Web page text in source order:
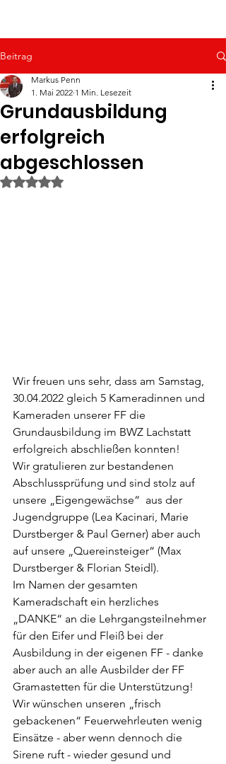
Beitrag
Grundausbildung
erfolgreich
abgeschlossen
Markus Penn
1. Mai 2022 1 Min. Lesezeit
Mit NaN von 5 Sternen bewertet.
Wir freuen uns sehr, dass am Samstag,
30.04.2022 gleich 5 Kameradinnen und
Kameraden unserer FF die
Grundausbildung im BWZ Lachstatt
erfolgreich abschließen konnten!
Wir gratulieren zur bestandenen
Abschlussprüfung und sind stolz auf
unsere „Eigengewächse“  aus der
Jugendgruppe (Lea Kacinari, Marie
Durstberger & Paul Gerner) aber auch
auf unsere „Quereinsteiger“ (Max
Durstberger & Florian Steidl).
Im Namen der gesamten
Kameradschaft ein herzliches
„DANKE“ an die Lehrgangsteilnehmer
für den Eifer und Fleiß bei der
Ausbildung in der eigenen FF - danke
aber auch an alle Ausbilder der FF
Gramastetten für die Unterstützung!
Wir wünschen unseren „frisch
gebackenen“ Feuerwehrleuten wenig
Einsätze - aber wenn dennoch die
Sirene ruft - wieder gesund und